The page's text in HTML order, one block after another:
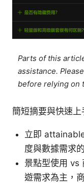
Parts of this
assistance.
before relying on
簡短摘要與快速上
立即
度與數據需求
景點型使用 vs
遊需求為主，